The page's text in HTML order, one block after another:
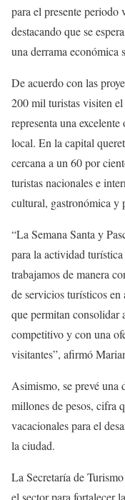
para el presente periodo
destacando que se
una derrama económica
De acuerdo con las
200 mil turistas visiten
representa una
local. En la capital
cercana a un 60 por
turistas nacionales e
cultural, gastronómica y
“La Semana Santa y
para la actividad
trabajamos de manera
de servicios turísticos
que permitan consolidar
competitivo y con una
visitantes”, afirmó
Asimismo, se prevé una
millones de pesos, cifra
vacacionales para el
la ciudad.
La Secretaría de
el sector para fortalecer